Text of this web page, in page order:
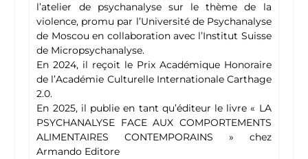
l’atelier de psychanalyse sur le thème de la
violence, promu par l’Université de Psychanalyse
de Moscou en collaboration avec l’Institut Suisse
de Micropsychanalyse.
En 2024, il reçoit le Prix Académique Honoraire
de l’Académie Culturelle Internationale Carthage
2.0.
En 2025, il publie en tant qu’éditeur le livre « LA
PSYCHANALYSE FACE AUX COMPORTEMENTS
ALIMENTAIRES CONTEMPORAINS » chez
Armando Editore